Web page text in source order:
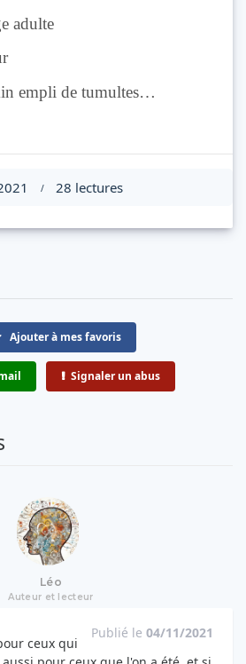
adulte
empli de tumultes…
/ 28 lectures
Ajouter à mes favoris
Signaler un abus
Léo
Auteur et lecteur
Publié le 04/11/2021
ceux qui